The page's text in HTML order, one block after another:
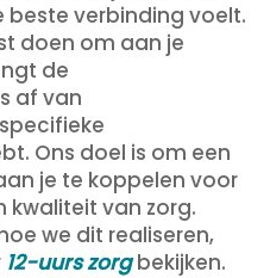
beste verbinding voelt.
doen om aan je
de
af van
Ons doel is om een
je te koppelen voor
van zorg.
we dit realiseren,
12-uurs zorgbekijken.